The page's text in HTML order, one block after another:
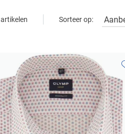
artikelen Sorteer op: